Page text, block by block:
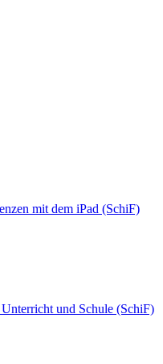
mit dem iPad (SchiF)
und Schule (SchiF)